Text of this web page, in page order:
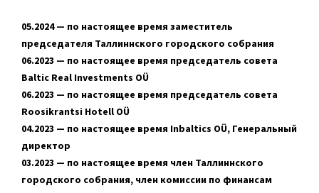
05.2024 — по настоящее время заместитель
председателя Таллиннского городского собрания
06.2023 — по настоящее время председатель совета
Baltic Real Investments OÜ
06.2023 — по настоящее время председатель совета
Roosikrantsi Hotell OÜ
04.2023 — по настоящее время Inbaltics OÜ, Генеральный
директор
03.2023 — по настоящее время член Таллиннского
городского собрания, член комиссии по финансам